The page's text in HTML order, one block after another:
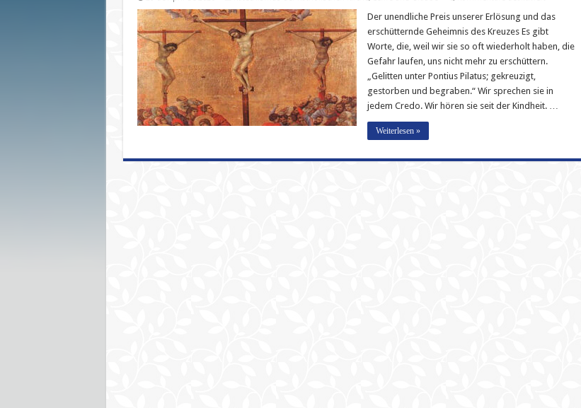
vierten
des
Credo:
„Gelitten
unter
gekreuzigt,
und
Der unendliche Preis unserer Erlösung und das
erschütternde Geheimnis des Kreuzes Es gibt
Worte, die, weil wir sie so oft wiederholt haben, die
Gefahr laufen, uns nicht mehr zu erschüttern.
„Gelitten unter Pontius Pilatus; gekreuzigt,
gestorben und begraben.“ Wir sprechen sie in
jedem Credo. Wir hören sie seit der Kindheit. …
Weiterlesen »